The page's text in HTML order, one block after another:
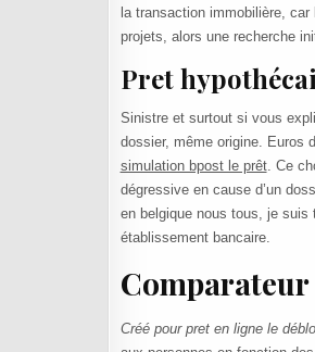
la transaction immobilière,
projets, alors une recherche
Pret
Sinistre et surtout si vous
dossier, même origine. Euros
simulation bpost le prêt. Ce
dégressive en cause d’un
en belgique nous tous, je suis
établissement bancaire.
Créé pour pret en ligne le